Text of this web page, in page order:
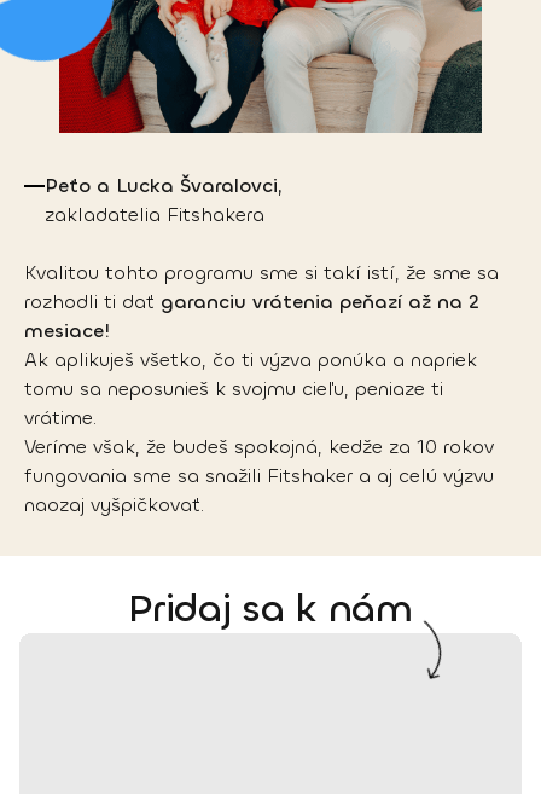
Peťo a Lucka Švaralovci,
zakladatelia Fitshakera
Kvalitou tohto programu sme si takí istí, že sme sa
rozhodli ti dať garanciu vrátenia peňazí až na 2
mesiace!
Ak aplikuješ všetko, čo ti výzva ponúka a napriek
tomu sa neposunieš k svojmu cieľu, peniaze ti
vrátime.
Veríme však, že budeš spokojná, kedže za 10 rokov
fungovania sme sa snažili Fitshaker a aj celú výzvu
naozaj vyšpičkovať.
Pridaj sa k nám